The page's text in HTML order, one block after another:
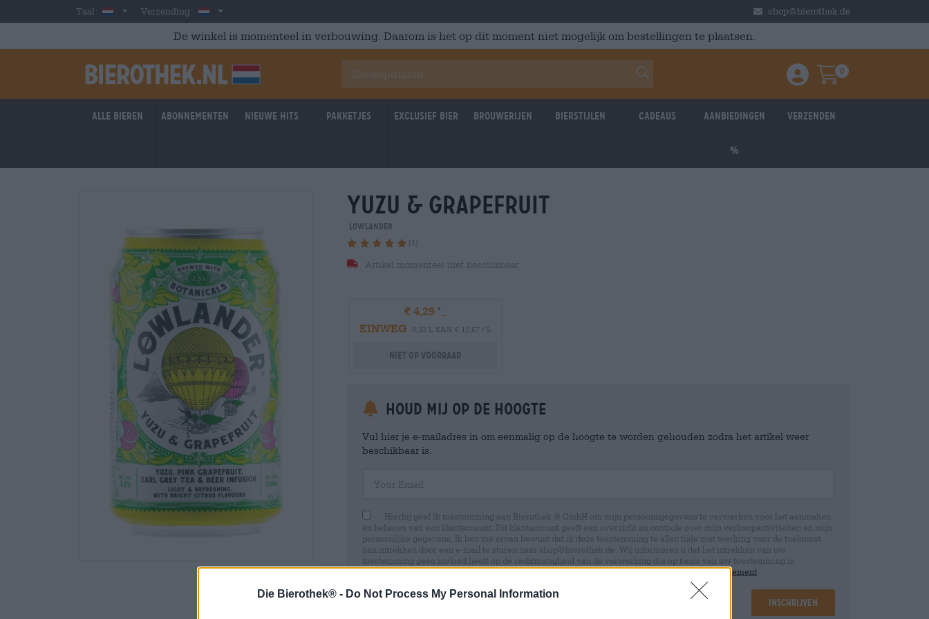
Die Bierothek® - Do Not Process My Personal Information
Skip to main content
Taal: DutchVerzending: Nederland shop@bierothek.de
De winkel is momenteel in verbouwing. Daarom is het op dit moment niet mogelijk om bestellingen te plaatsen.
Einloggen / Anmelden
Warenkorb
0
Alle bieren Abonnementen Nieuwe hits Pakketjes Exclusief Bier Brouwerijen Bierstijlen Cadeaus Aanbiedingen
%
Verzenden
yuzu & grapefruit
Lowlander
(1)
Artikel momenteel niet beschikbaar
€ 4,29
EINWEG
0,33 L KAN € 12,67 / L
Niet op voorraad
Houd mij op de hoogte
Vul hier je e-mailadres in om eenmalig op de hoogte te worden gehouden zodra het artikel weer
beschikbaar is.
Hierbij geef ik toestemming aan Bierothek ® GmbH om mijn persoonsgegevens te verwerken voor het aanmaken
en beheren van een klantaccount. Dit klantaccount geeft een overzicht en controle over mijn verkoopactiviteiten en mijn
persoonlijke gegevens. Ik ben me ervan bewust dat ik deze toestemming te allen tijde met werking voor de toekomst
kan intrekken door een e-mail te sturen naar shop@bierothek.de. Wij informeren u dat het intrekken van uw
toestemming geen invloed heeft op de rechtmatigheid van de verwerking die op basis van uw toestemming is
uitgevoerd tot het moment van intrekking. Meer informatie vindt u in onzedata protection statement
Inschrijven